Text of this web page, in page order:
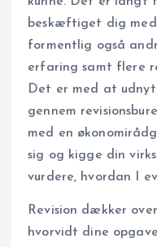
beskæftiget dig
formentlig også
erfaring samt flere
Det er med at
gennem
med en
sig og kigge din
vurdere, hvordan I
Revision dækker
hvorvidt dine